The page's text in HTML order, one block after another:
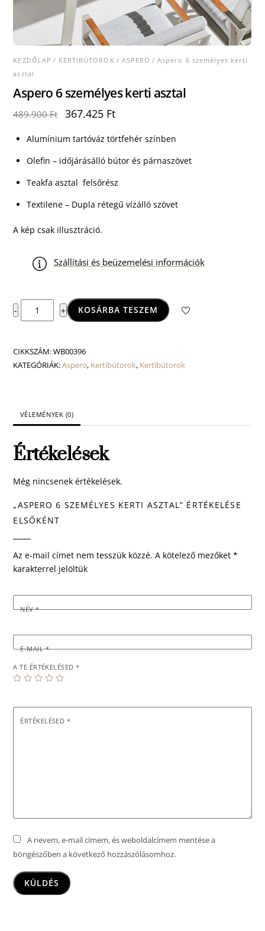
KEZDŐLAP / KERTIBÚTOROK / ASPERO / Aspero 6 személyes kerti
asztal
Aspero 6 személyes kerti asztal
489.900Ft
Original
was:
489.900 Ft.
367.425 FtCurrent
is:
367.425 Ft.
Alumínium tartóváz törtfehér színben
Olefin – időjárásálló bútor és párnaszövet
Teakfa asztal felsőrész
Textilene – Dupla rétegű vízálló szövet
A kép csak illusztráció.
Szállítási és beüzemelési információk
-
Aspero
6
asztal
+ KOSÁRBA TESZEM
CIKKSZÁM:WB00396
KATEGÓRIÁK:Aspero, Kertibútorok, Kertibútorok
VÉLEMÉNYEK (0)
Értékelések
Még nincsenek értékelések.
„ASPERO 6 SZEMÉLYES KERTI ASZTAL” ÉRTÉKELÉSE
ELSŐKÉNT
Az e-mail címet nem tesszük közzé. A kötelező mezőket*
karakterrel jelöltük
NÉV*
E-MAIL*
A TE ÉRTÉKELÉSED*
ÉRTÉKELÉSED *
A nevem, e-mail címem, és weboldalcímem mentése a
böngészőben a következő hozzászólásomhoz.